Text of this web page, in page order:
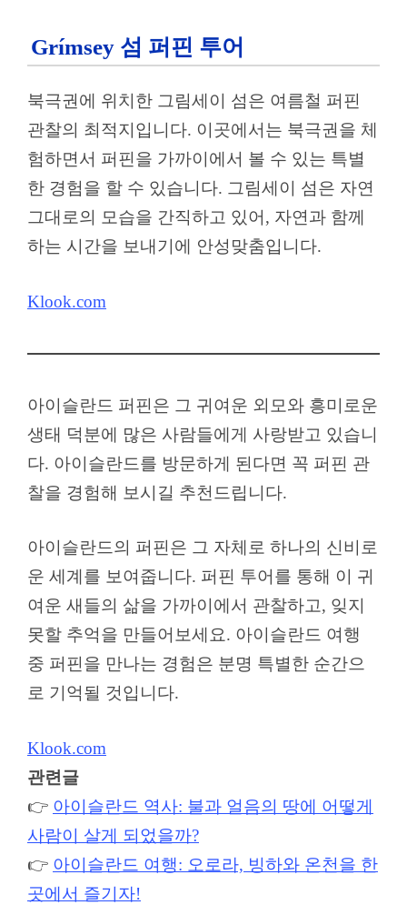
Grímsey 섬 퍼핀 투어
북극권에 위치한 그림세이 섬은 여름철 퍼핀
관찰의 최적지입니다. 이곳에서는 북극권을 체
험하면서 퍼핀을 가까이에서 볼 수 있는 특별
한 경험을 할 수 있습니다. 그림세이 섬은 자연
그대로의 모습을 간직하고 있어, 자연과 함께
하는 시간을 보내기에 안성맞춤입니다.
Klook.com
아이슬란드 퍼핀은 그 귀여운 외모와 흥미로운
생태 덕분에 많은 사람들에게 사랑받고 있습니
다. 아이슬란드를 방문하게 된다면 꼭 퍼핀 관
찰을 경험해 보시길 추천드립니다.
아이슬란드의 퍼핀은 그 자체로 하나의 신비로
운 세계를 보여줍니다. 퍼핀 투어를 통해 이 귀
여운 새들의 삶을 가까이에서 관찰하고, 잊지
못할 추억을 만들어보세요. 아이슬란드 여행
중 퍼핀을 만나는 경험은 분명 특별한 순간으
로 기억될 것입니다.
Klook.com
관련글
👉 아이슬란드 역사: 불과 얼음의 땅에 어떻게
사람이 살게 되었을까?
👉 아이슬란드 여행: 오로라, 빙하와 온천을 한
곳에서 즐기자!